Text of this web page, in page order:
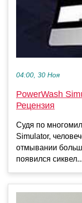
04:00, 30 Ноя
PowerWash
Рецензия
Судя по
Simulator,
отмывании
появился сиквел...